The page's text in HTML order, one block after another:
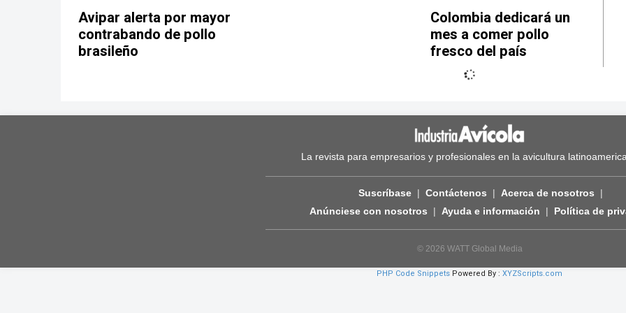
Avipar alerta por mayor
contrabando de pollo
brasileño
Colombia dedicará un
mes a comer pollo
fresco del país
La revista para empresarios y profesionales en la avicultura
Suscríbase Contáctenos
Acerca de nosotros
Anúnciese con nosotros
Ayuda e información Política de
© 2026 WATT Global Media
PHP Code Snippets Powered By : XYZScripts.com